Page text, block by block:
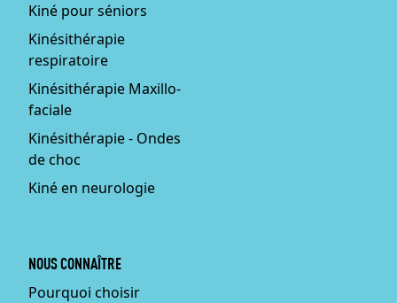
Kiné pour séniors
Kinésithérapie
respiratoire
Kinésithérapie Maxillo-
faciale
Kinésithérapie - Ondes
de choc
Kiné en neurologie
NOUS CONNAÎTRE
Pourquoi choisir